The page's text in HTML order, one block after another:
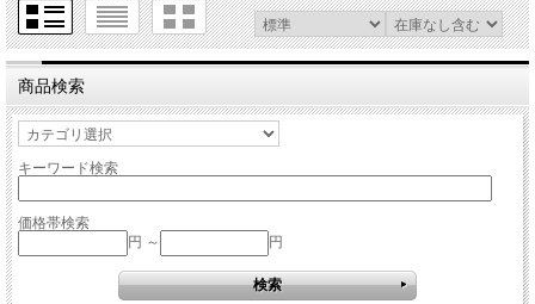
商品検索
キーワード検索
価格帯検索
円 ～
円